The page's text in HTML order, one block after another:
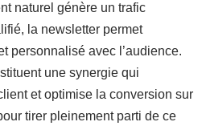
naturel génère un trafic
la newsletter permet
personnalisé avec l’audience.
une synergie qui
et optimise la conversion sur
tirer pleinement parti de ce